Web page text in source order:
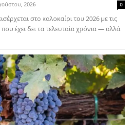
2026 0
στο καλοκαίρι του 2026 με τις
έχει δει τα τελευταία χρόνια — αλλά